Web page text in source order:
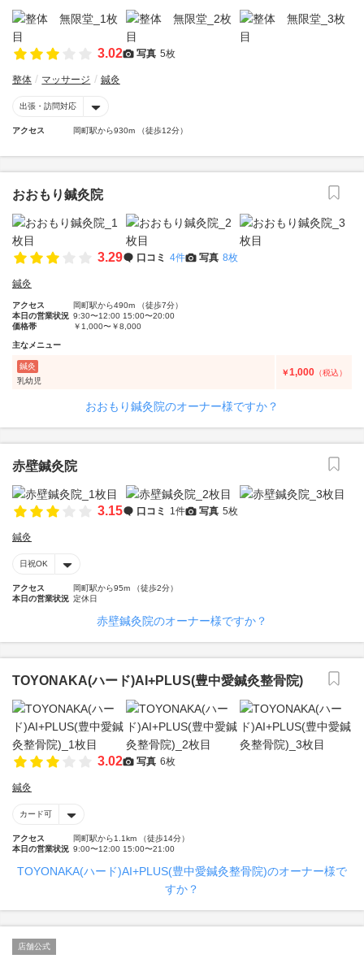
3.02 写真 5枚
整体 マッサージ 鍼灸
出張・訪問対応
アクセス 岡町駅から930m （徒歩12分）
おおもり鍼灸院
3.29 口コミ 4件 写真 8枚
鍼灸
アクセス
岡町駅から490m （徒歩7分）
本日の営業状況 9:30〜12:00 15:00〜20:00
価格帯
￥1,000〜￥8,000
主なメニュー
鍼灸
乳幼児
￥1,000 （税込）
おおもり鍼灸院のオーナー様ですか？
赤壁鍼灸院
3.15 口コミ 1件 写真 5枚
鍼灸
日祝OK
アクセス
岡町駅から95m （徒歩2分）
本日の営業状況 定休日
赤壁鍼灸院のオーナー様ですか？
TOYONAKA(ハード)AI+PLUS(豊中愛鍼灸整骨院)
3.02 写真 6枚
鍼灸
カード可
アクセス
岡町駅から1.1km （徒歩14分）
本日の営業状況 9:00〜12:00 15:00〜21:00
TOYONAKA(ハード)AI+PLUS(豊中愛鍼灸整骨院)のオーナー様で
すか？
店舗公式